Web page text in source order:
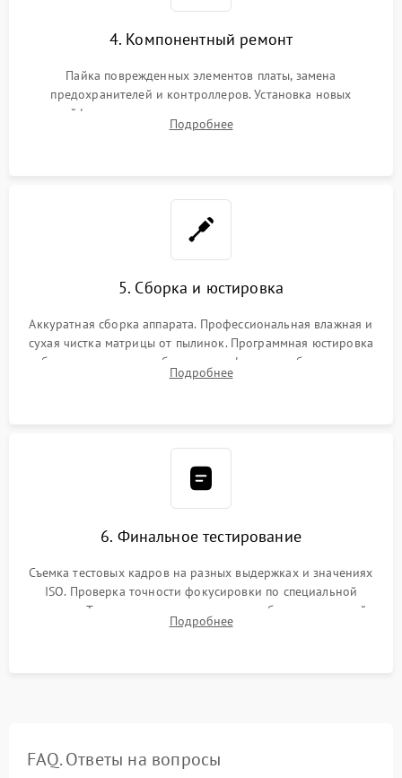
4. Компонентный ремонт
Пайка поврежденных элементов платы, замена
предохранителей и контроллеров. Установка новых
шлейфов, дисплея, механизма затвора или двигателя
автофокуса. Восстановление геометрии тубуса объектива
Подробнее
5. Сборка и юстировка
Аккуратная сборка аппарата. Профессиональная влажная и
сухая чистка матрицы от пылинок. Программная юстировка
рабочего отрезка, калибровка автофокуса, стабилизатора и
экспозамера с помощью сервисного ПО.
Подробнее
6. Финальное тестирование
Съемка тестовых кадров на разных выдержках и значениях
ISO. Проверка точности фокусировки по специальной
мишени. Тест записи на карту памяти, работы встроенной
вспышки, микрофона и всех кнопок управления.
Подробнее
FAQ. Ответы на вопросы